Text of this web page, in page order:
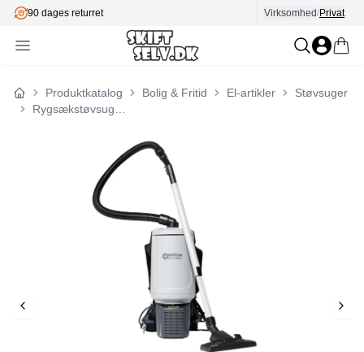
90 dages returret Virksomhed/Privat
Forside
Produktkatalog Bolig & Fritid El-artikler
Støvsuger